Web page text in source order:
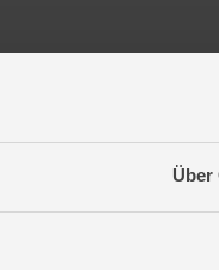
Über
für Anfänger und kleine